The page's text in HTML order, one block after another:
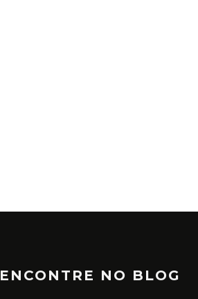
ENCONTRE NO BLOG